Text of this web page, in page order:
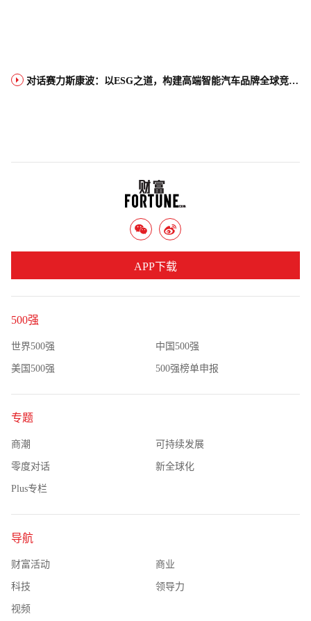
对话赛力斯康波：以ESG之道，构建高端智能汽车品牌全球竞争力
500强
世界500强 中国500强
美国500强 500强榜单申报
专题
商潮 可持续发展
零度对话 新全球化
Plus专栏
导航
财富活动 商业
科技 领导力
视频
APP下载